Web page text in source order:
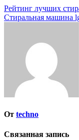
Навигация
по
Рейтинг лучших
Стиральная машина
От techno
Связанная запись